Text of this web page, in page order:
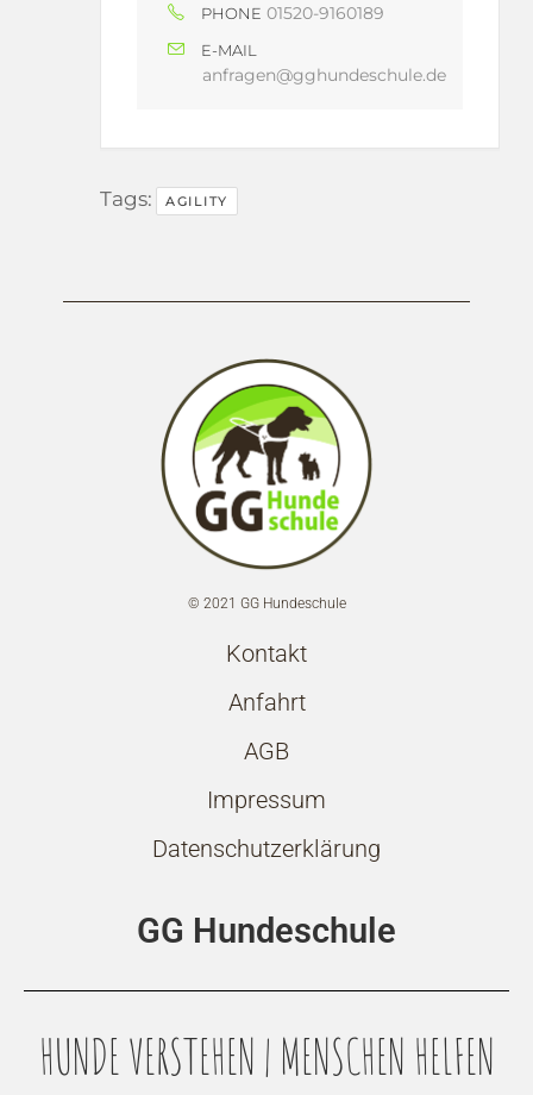
PHONE 01520-9160189
E-MAIL
anfragen@gghundeschule.de
Tags: AGILITY
© 2021 GG Hundeschule
Kontakt
Anfahrt
AGB
Impressum
Datenschutzerklärung
GG Hundeschule
HUNDE VERSTEHEN | MENSCHEN HELFEN